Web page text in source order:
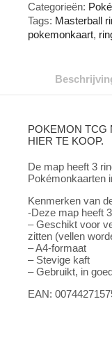
Categorieën:
Tags: Masterball
pokemonkaart,
POKEMON TCG
HIER TE KOOP.
De map heeft 3
Pokémonkaarten
Kenmerken van
-Deze map heeft
– Geschikt voor
zitten (vellen
– A4-formaat
– Stevige kaft
– Gebruikt, in
EAN: